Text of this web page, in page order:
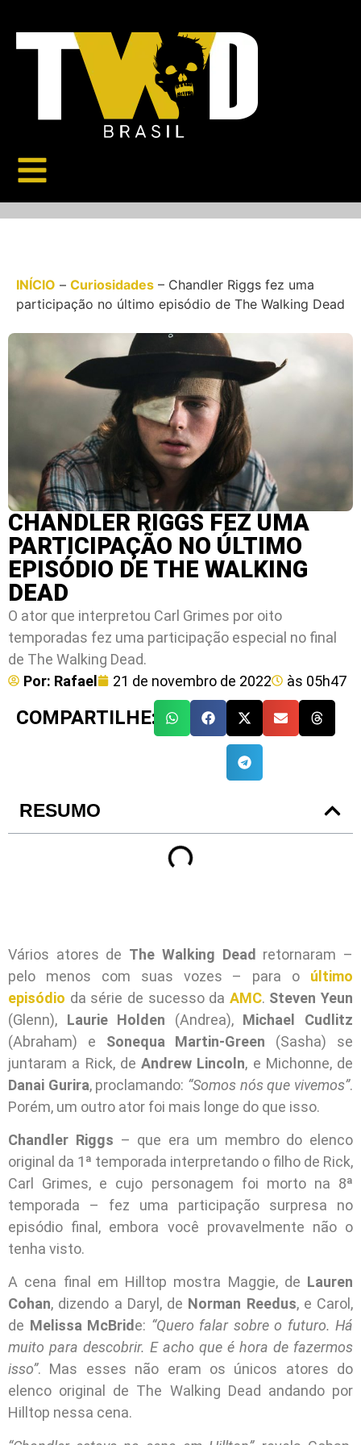
INÍCIO – Curiosidades – Chandler Riggs fez uma
participação no último episódio de The Walking Dead
CHANDLER RIGGS FEZ UMA
PARTICIPAÇÃO NO ÚLTIMO
EPISÓDIO DE THE WALKING
DEAD
O ator que interpretou Carl Grimes por oito
temporadas fez uma participação especial no final
de The Walking Dead.
Por: Rafael 21 de novembro de 2022 às 05h47
COMPARTILHE:
RESUMO
Vários atores de The Walking Dead retornaram –
pelo menos com suas vozes – para o último
episódio da série de sucesso da AMC. Steven Yeun
(Glenn), Laurie Holden (Andrea), Michael Cudlitz
(Abraham) e Sonequa Martin-Green (Sasha) se
juntaram a Rick, de Andrew Lincoln, e Michonne, de
Danai Gurira, proclamando: “Somos nós que vivemos”.
Porém, um outro ator foi mais longe do que isso.
Chandler Riggs – que era um membro do elenco
original da 1ª temporada interpretando o filho de Rick,
Carl Grimes, e cujo personagem foi morto na 8ª
temporada – fez uma participação surpresa no
episódio final, embora você provavelmente não o
tenha visto.
A cena final em Hilltop mostra Maggie, de Lauren
Cohan, dizendo a Daryl, de Norman Reedus, e Carol,
de Melissa McBride: “Quero falar sobre o futuro. Há
muito para descobrir. E acho que é hora de fazermos
isso”. Mas esses não eram os únicos atores do
elenco original de The Walking Dead andando por
Hilltop nessa cena.